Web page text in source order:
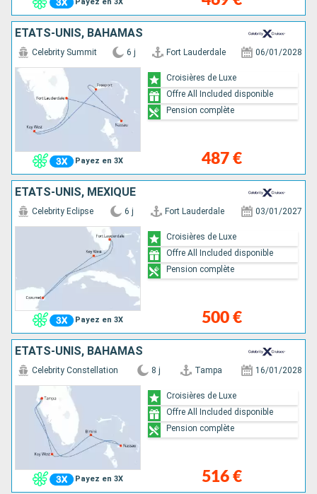
Payez en 3X
ÉTATS-UNIS, BAHAMAS
Payez en 3X
Celebrity Summit 6 j Fort Lauderdale 06/01/2028
487 €
Croisières de Luxe
Offre All Included disponible
Pension complète
ÉTATS-UNIS, MEXIQUE
Payez en 3X
Celebrity Eclipse 6 j Fort Lauderdale 03/01/2027
500 €
Croisières de Luxe
Offre All Included disponible
Pension complète
ÉTATS-UNIS, BAHAMAS
Payez en 3X
Celebrity Constellation 8 j Tampa 16/01/2028
516 €
Croisières de Luxe
Offre All Included disponible
Pension complète